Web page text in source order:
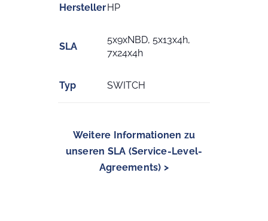
HerstellerHP
SLA
5x9xNBD, 5x13x4h,
7x24x4h
Typ SWITCH
Weitere Informationen zu
unseren SLA (Service-Level-
Agreements) >